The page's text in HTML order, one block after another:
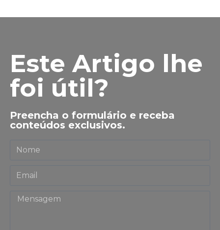
Este Artigo lhe
foi útil?
Preencha o formulário e receba
conteúdos exclusivos.